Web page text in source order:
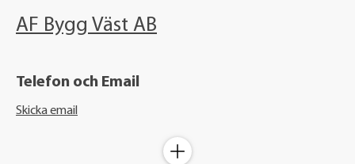
AF Bygg Väst AB
Telefon och Email
Skicka email